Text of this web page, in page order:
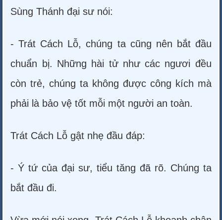
Sùng Thánh đại sư nói:
- Trát Cách Lỗ, chúng ta cũng nên bắt đầu
chuẩn bị. Những hài tử như các ngươi đều
còn trẻ, chúng ta không được công kích mà
phải là bảo vệ tốt mỗi một người an toàn.
Trát Cách Lỗ gật nhẹ đầu đáp:
- Ý tứ của đại sư, tiểu tăng đã rõ. Chúng ta
bắt đầu đi.